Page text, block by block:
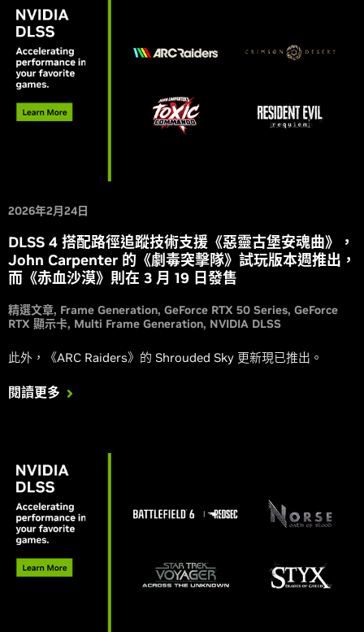
2026年2月24日
DLSS 4 搭配路徑追蹤技術支援《惡靈古堡安魂曲》，
John Carpenter 的《劇毒突擊隊》試玩版本週推出，
而《赤血沙漠》則在 3 月 19 日發售
精選文章 Frame Generation GeForce RTX 50 Series GeForce
RTX 顯示卡 Multi Frame Generation NVIDIA DLSS
此外，《ARC Raiders》的 Shrouded Sky 更新現已推出。
閱讀更多